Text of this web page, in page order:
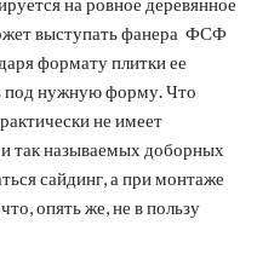
выступать фанера ФСФ
формату плитки ее
под нужную форму. Что
не имеет
так называемых доборных
сайдинг, а при монтаже
опять же, не в пользу